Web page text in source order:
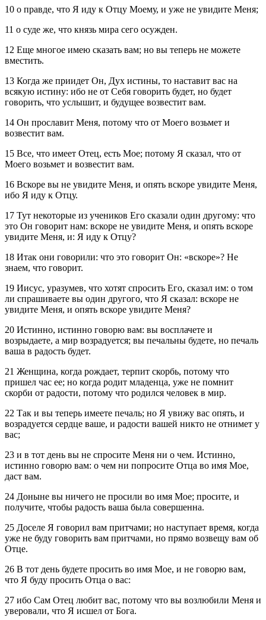
10 о правде, что Я иду к Отцу Моему, и уже не увидите Меня;
11 о суде же, что князь мира сего осужден.
12 Еще многое имею сказать вам; но вы теперь не можете
вместить.
13 Когда же приидет Он, Дух истины, то наставит вас на
всякую истину: ибо не от Себя говорить будет, но будет
говорить, что услышит, и будущее возвестит вам.
14 Он прославит Меня, потому что от Моего возьмет и
возвестит вам.
15 Все, что имеет Отец, есть Мое; потому Я сказал, что от
Моего возьмет и возвестит вам.
16 Вскоре вы не увидите Меня, и опять вскоре увидите Меня,
ибо Я иду к Отцу.
17 Тут некоторые из учеников Его сказали один другому: что
это Он говорит нам: вскоре не увидите Меня, и опять вскоре
увидите Меня, и: Я иду к Отцу?
18 Итак они говорили: что это говорит Он: «вскоре»? Не
знаем, что говорит.
19 Иисус, уразумев, что хотят спросить Его, сказал им: о том
ли спрашиваете вы один другого, что Я сказал: вскоре не
увидите Меня, и опять вскоре увидите Меня?
20 Истинно, истинно говорю вам: вы восплачете и
возрыдаете, а мир возрадуется; вы печальны будете, но печаль
ваша в радость будет.
21 Женщина, когда рождает, терпит скорбь, потому что
пришел час ее; но когда родит младенца, уже не помнит
скорби от радости, потому что родился человек в мир.
22 Так и вы теперь имеете печаль; но Я увижу вас опять, и
возрадуется сердце ваше, и радости вашей никто не отнимет у
вас;
23 и в тот день вы не спросите Меня ни о чем. Истинно,
истинно говорю вам: о чем ни попросите Отца во имя Мое,
даст вам.
24 Доныне вы ничего не просили во имя Мое; просите, и
получите, чтобы радость ваша была совершенна.
25 Доселе Я говорил вам притчами; но наступает время, когда
уже не буду говорить вам притчами, но прямо возвещу вам об
Отце.
26 В тот день будете просить во имя Мое, и не говорю вам,
что Я буду просить Отца о вас:
27 ибо Сам Отец любит вас, потому что вы возлюбили Меня и
уверовали, что Я исшел от Бога.